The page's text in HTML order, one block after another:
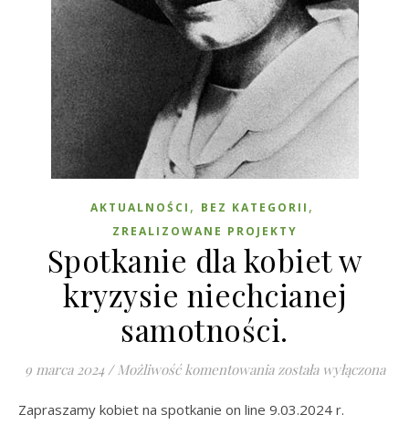
AKTUALNOŚCI , BEZ KATEGORII ,
ZREALIZOWANE PROJEKTY
Spotkanie dla kobiet w
kryzysie niechcianej
samotności.
9 marca 2024 / Możliwość komentowania Spotkanie dla kobiet
została wyłączona
Zapraszamy kobiet na spotkanie on line 9.03.2024 r.